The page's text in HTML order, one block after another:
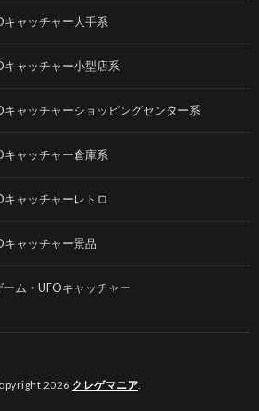
キャッチャー大手系
ャッチャー小型店系
キャッチャーショッピングセンター系
キャッチャー倉庫系
ャッチャーレトロ
キャッチャー景品
ム・UFOキャッチャー
2026 クレゲマニア